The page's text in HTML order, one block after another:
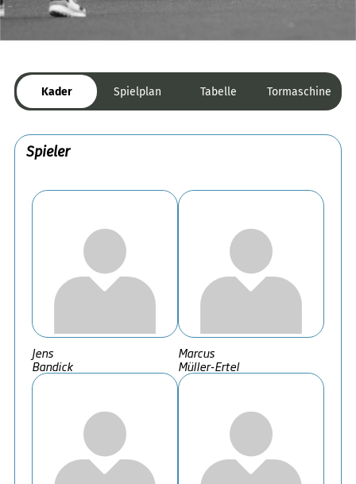
Kader Spielplan Tabelle Tormaschine
Spieler
Jens
Bandick
Marcus
Müller-Ertel